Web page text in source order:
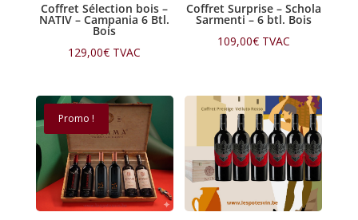
Coffret Sélection bois –
NATIV – Campania 6 Btl.
Bois
129,00€ TVAC
Coffret Surprise – Schola
Sarmenti – 6 btl. Bois
109,00€ TVAC
Promo !